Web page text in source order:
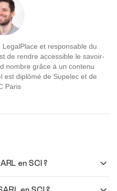
et responsable du
de rendre accessible le savoir-
nombre grâce à un contenu
est diplômé de Supelec et de
Paris
en SCI ?